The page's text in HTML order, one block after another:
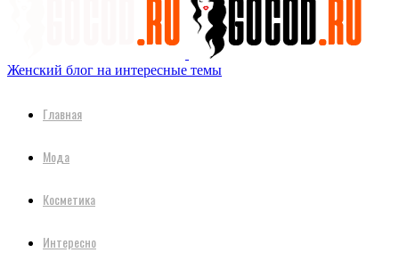
Женский блог на интересные темы
Главная
Мода
Косметика
Интересно